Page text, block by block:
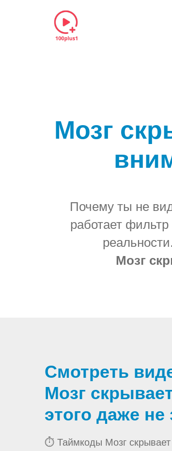
Мозг
Почему ты не
работает
Мозг
Смотреть
Мозг
этого даже
⏱ Таймкоды Мозг скрывает